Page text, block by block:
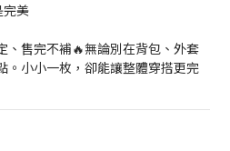
完美
、售完不補🔥無論別在背包、外套
。小小一枚，卻能讓整體穿搭更完